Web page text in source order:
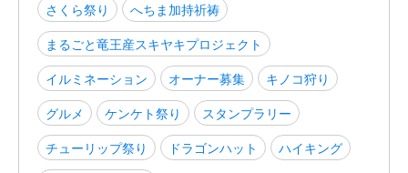
さくら祭り
へちま加持祈祷
まるごと竜王産スキヤキプロジェクト
イルミネーション
オーナー募集
キノコ狩り
グルメ
ケンケト祭り
スタンプラリー
チューリップ祭り
ドラゴンハット
ハイキング